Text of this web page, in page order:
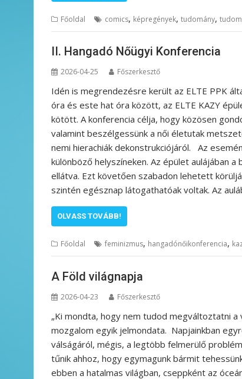
Főoldal comics, képregények, tudomány,
II. Hangadó Nőügyi Konferencia
2026-04-25 Főszerkesztő
Idén is megrendezésre került az ELTE PPK
óra és este hat óra között, az ELTE KAZY
kötött. A konferencia célja, hogy közösen
valamint beszélgessünk a női életutak
nemi hierachiák dekonstrukciójáról. Az
különböző helyszíneken. Az épület aulájában
ellátva. Ezt követően szabadon lehetett
szintén egésznap látogathatóak voltak. Az
OLVASS TOVÁBB!
Főoldal feminizmus, hangadónőikonferencia,
A Föld világnapja
2026-04-23 Főszerkesztő
„Ki mondta, hogy nem tudod megváltoztatni a
mozgalom egyik jelmondata. Napjainkban
válságáról, mégis, a legtöbb felmerülő
tűnik ahhoz, hogy egymagunk bármit
ebben a hatalmas világban, cseppként az